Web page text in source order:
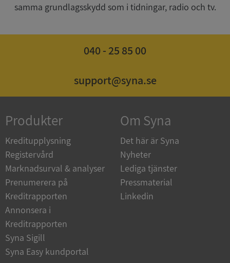
samma grundlagsskydd som i tidningar, radio och tv.
040 - 25 85 00
support@syna.se
Produkter
Kreditupplysning
Registervård
Marknadsurval & analyser
Prenumerera på
Kreditrapporten
Annonsera i
Kreditrapporten
Syna Sigill
Syna Easy kundportal
Om Syna
Det här är Syna
Nyheter
Lediga tjänster
Pressmaterial
Linkedin
ASP.NET_SessionId
Microsoft
__RequestVerificationToken
Microsoft
Corporation